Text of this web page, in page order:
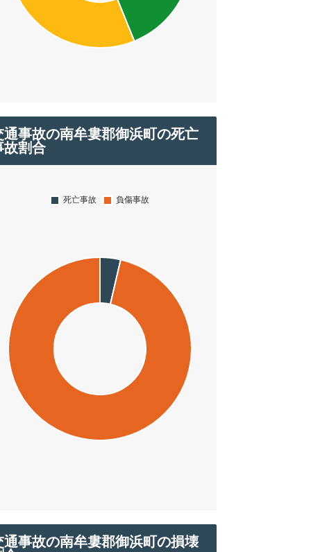
通事故の南牟婁郡御浜町の死亡
故割合
通事故の南牟婁郡御浜町の損壊